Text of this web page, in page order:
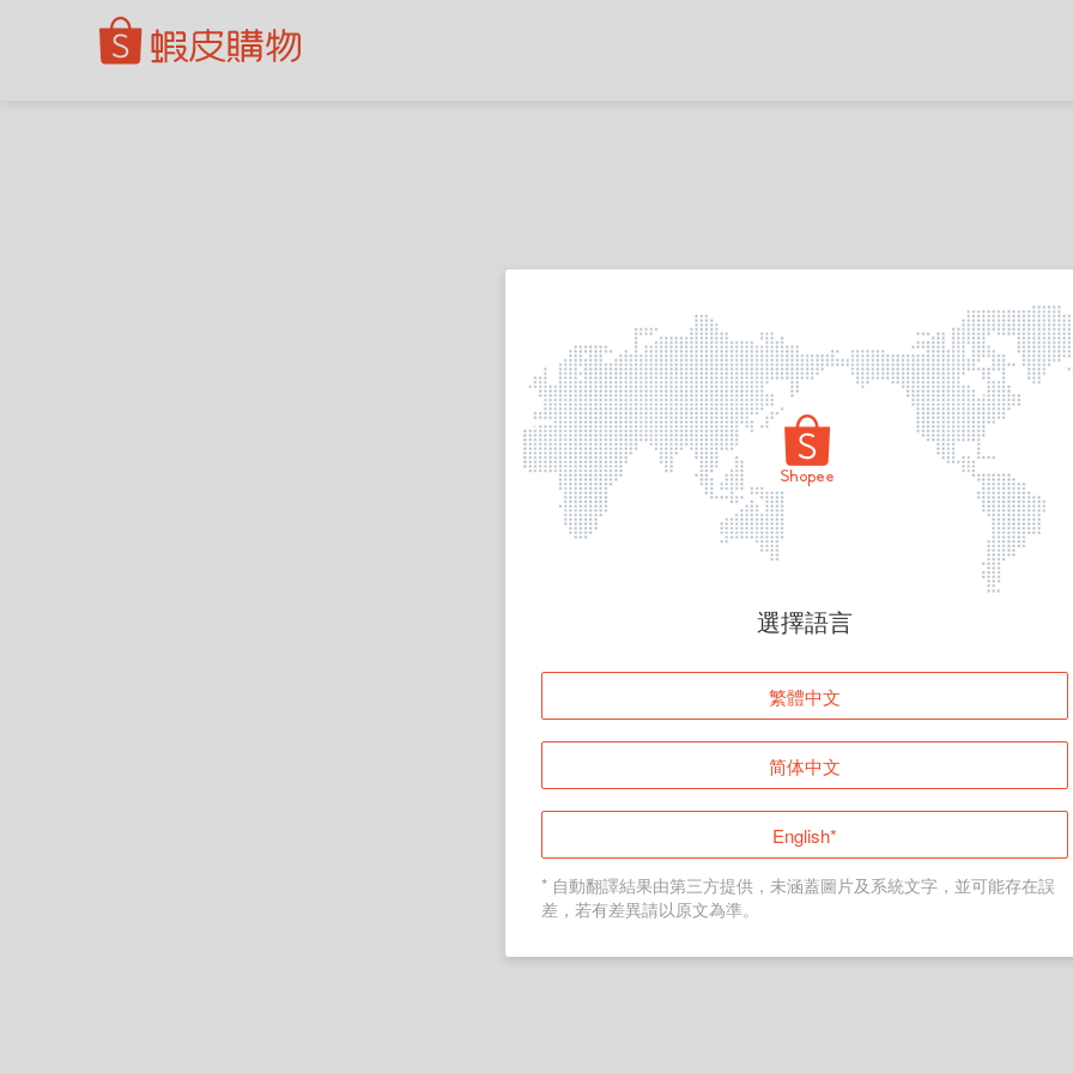
頁面無法顯示
登入
返回首頁
選擇語言
繁體中文
简体中文
English*
* 自動翻譯結果由第三方提供，未涵蓋圖片及系統文字，並可能存在誤
差，若有差異請以原文為準。